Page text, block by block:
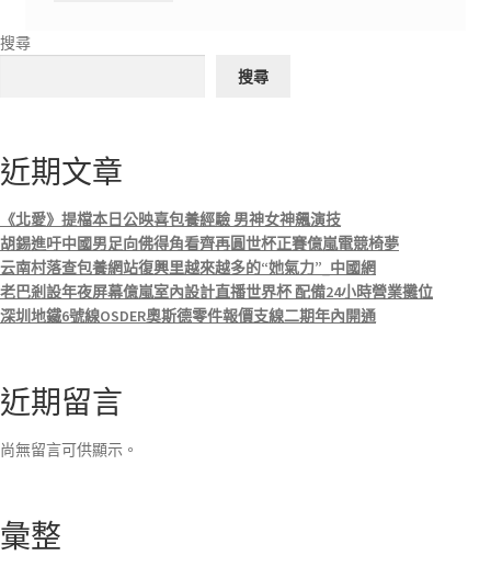
搜尋
搜尋
近期文章
《北愛》提檔本日公映喜包養經驗 男神女神飆演技
胡錫進吁中國男足向佛得角看齊再圓世杯正賽億嵐電競椅夢
云南村落查包養網站復興里越來越多的“她氣力”_中國網
老巴剎設年夜屏幕億嵐室內設計直播世界杯 配備24小時營業攤位
深圳地鐵6號線OSDER奧斯德零件報價支線二期年內開通
近期留言
尚無留言可供顯示。
彙整